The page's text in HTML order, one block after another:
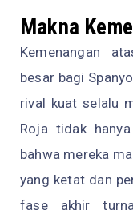
Makna
Kemenangan
besar bagi
rival kuat selalu
Roja tidak
bahwa mereka
yang ketat dan
fase akhir